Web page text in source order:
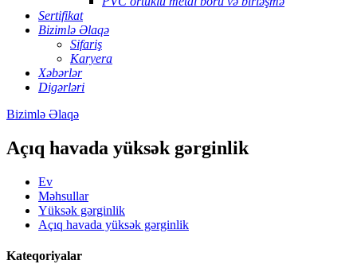
Sertifikat
Bizimlə Əlaqə
Sifariş
Karyera
Xəbərlər
Digərləri
Bizimlə Əlaqə
Açıq havada yüksək gərginlik
Ev
Məhsullar
Yüksək gərginlik
Açıq havada yüksək gərginlik
Kateqoriyalar